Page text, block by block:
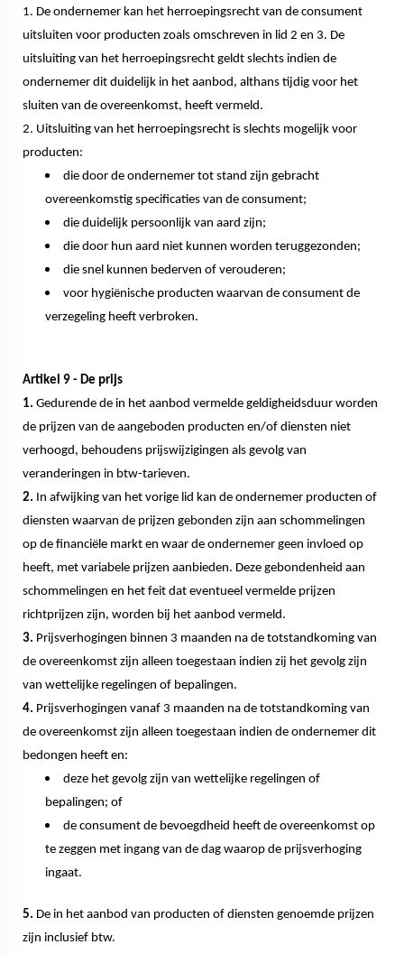
1. De ondernemer kan het herroepingsrecht van de consument
uitsluiten voor producten zoals omschreven in lid 2 en 3. De
uitsluiting van het herroepingsrecht geldt slechts indien de
ondernemer dit duidelijk in het aanbod, althans tijdig voor het
sluiten van de overeenkomst, heeft vermeld.
2. Uitsluiting van het herroepingsrecht is slechts mogelijk voor
producten:
die door de ondernemer tot stand zijn gebracht
overeenkomstig specificaties van de consument;
die duidelijk persoonlijk van aard zijn;
die door hun aard niet kunnen worden teruggezonden;
die snel kunnen bederven of verouderen;
voor hygiënische producten waarvan de consument de
verzegeling heeft verbroken.
Artikel 9 - De prijs
1. Gedurende de in het aanbod vermelde geldigheidsduur worden
de prijzen van de aangeboden producten en/of diensten niet
verhoogd, behoudens prijswijzigingen als gevolg van
veranderingen in btw-tarieven.
2. In afwijking van het vorige lid kan de ondernemer producten of
diensten waarvan de prijzen gebonden zijn aan schommelingen
op de financiële markt en waar de ondernemer geen invloed op
heeft, met variabele prijzen aanbieden. Deze gebondenheid aan
schommelingen en het feit dat eventueel vermelde prijzen
richtprijzen zijn, worden bij het aanbod vermeld.
3. Prijsverhogingen binnen 3 maanden na de totstandkoming van
de overeenkomst zijn alleen toegestaan indien zij het gevolg zijn
van wettelijke regelingen of bepalingen.
4. Prijsverhogingen vanaf 3 maanden na de totstandkoming van
de overeenkomst zijn alleen toegestaan indien de ondernemer dit
bedongen heeft en:
deze het gevolg zijn van wettelijke regelingen of
bepalingen; of
de consument de bevoegdheid heeft de overeenkomst op
te zeggen met ingang van de dag waarop de prijsverhoging
ingaat.
5. De in het aanbod van producten of diensten genoemde prijzen
zijn inclusief btw.